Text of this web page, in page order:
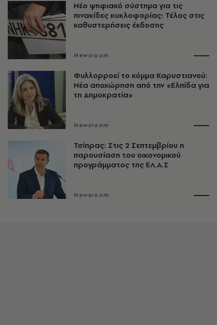
Νέο ψηφιακό σύστημα για τις
πινακίδες κυκλοφορίας: Τέλος στις
καθυστερήσεις έκδοσης
Newsroom
Φυλλορροεί το κόμμα Καρυστιανού:
Νέα αποχώρηση από την «Ελπίδα για
τη Δημοκρατία»
Newsroom
Τσίπρας: Στις 2 Σεπτεμβρίου η
παρουσίαση του οικονομικού
προγράμματος της ΕΛ.Α.Σ
Newsroom